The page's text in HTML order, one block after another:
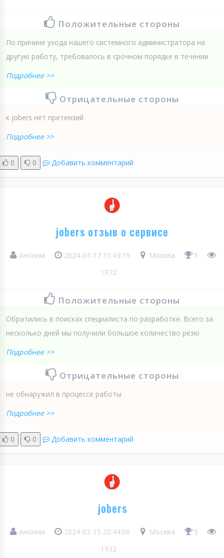
Положительные стороны
По причине ухода нашего системного администратора на
другую работу, требовалось в срочном порядке в течении
Подробнее >>
Отрицательные стороны
к jobers нет претензий
Подробнее >>
0 0 Добавить комментарий
jobers отзыв о сервисе
Аноним 2024-03-17 11:43:19 Москва
5
1972
Положительные стороны
Обратились в поисках специалиста по разработке. Всего за
несколько дней мы получили большое количество резю
Подробнее >>
Отрицательные стороны
не обнаружил в процессе работы
Подробнее >>
0 0 Добавить комментарий
jobers
Аноним 2024-03-15 20:44:06 Москва
5
1932